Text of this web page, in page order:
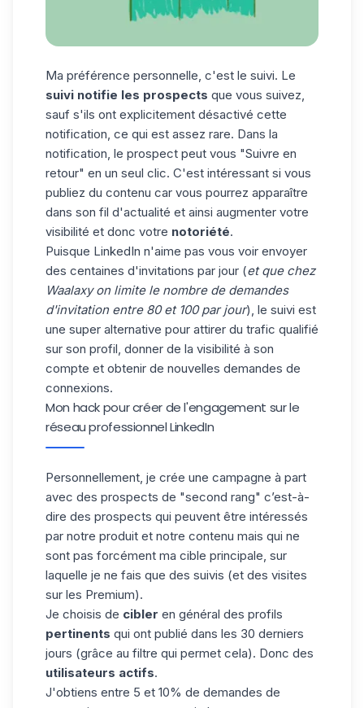
Ma préférence personnelle, c'est le suivi. Le
suivi notifie les prospects que vous suivez,
sauf s'ils ont explicitement désactivé cette
notification, ce qui est assez rare. Dans la
notification, le prospect peut vous "Suivre en
retour" en un seul clic. C'est intéressant si vous
publiez du contenu car vous pourrez apparaître
dans son fil d'actualité et ainsi augmenter votre
visibilité et donc votre notoriété.
Puisque LinkedIn n'aime pas vous voir envoyer
des centaines d'invitations par jour (et que chez
Waalaxyon limite le nombre de demandes
d'invitation entre 80 et 100 par jour), le suivi est
une super alternative pour attirer du trafic qualifié
sur son profil, donner de la visibilité à son
compte et obtenir de nouvelles demandes de
connexions.
Mon hack pour créer de l'engagement sur le
réseau professionnel LinkedIn
Personnellement, je crée une campagne à part
avec des prospects de "second rang" c’est-à-
dire des prospects qui peuvent être intéressés
par notre produit et notre contenu mais qui ne
sont pas forcément ma cible principale, sur
laquelle je ne fais que des suivis (et des visites
sur les Premium).
Je choisis de cibler en général des profils
pertinents qui ont publié dans les 30 derniers
jours (grâce au filtre qui permet cela). Donc des
utilisateurs actifs.
J'obtiens entre 5 et 10% de demandes de